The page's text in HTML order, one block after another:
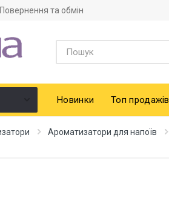
Повернення та обмін
Новинки Топ продажів
Ароматизатори для напоїв